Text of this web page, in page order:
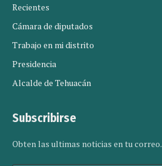
Recientes
Cámara de diputados
Trabajo en mi distrito
Presidencia
Alcalde de Tehuacán
Subscribirse
Obten las ultimas noticias en tu correo.